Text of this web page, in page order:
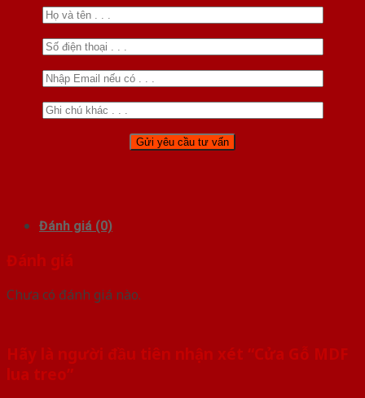
Đánh giá (0)
Đánh giá
Chưa có đánh giá nào.
Hãy là người đầu tiên nhận xét “Cửa Gỗ MDF
lua treo”